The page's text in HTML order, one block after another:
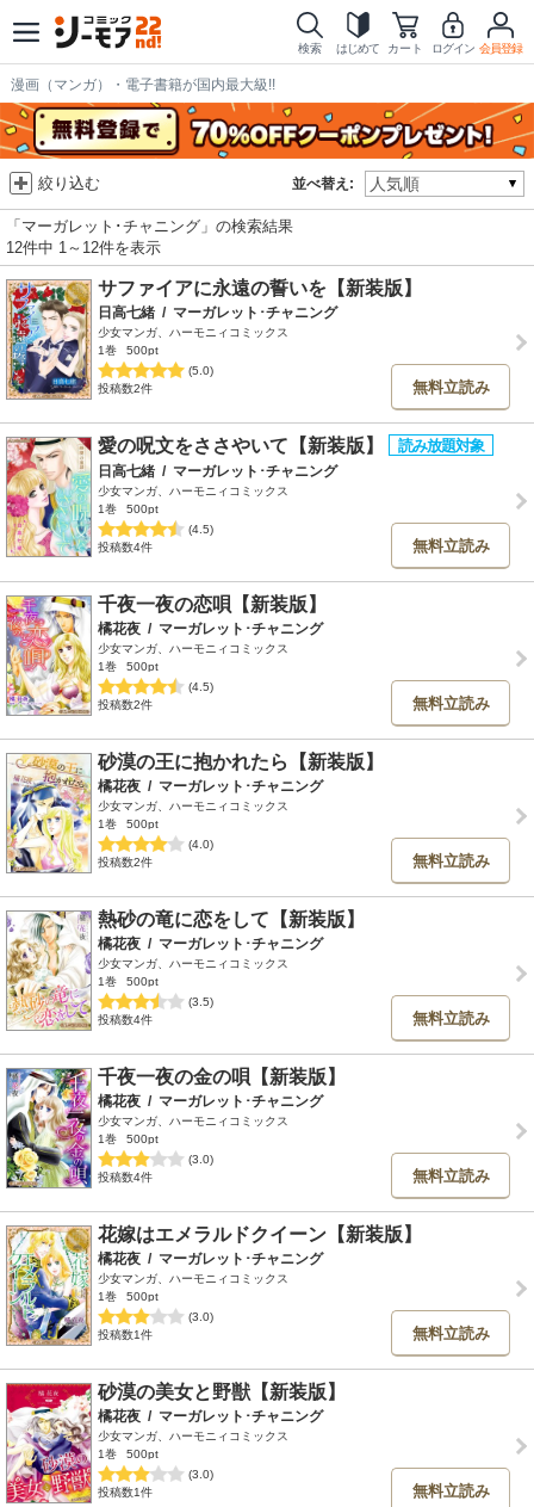
検索 はじめて カート ログイン 会員登録
漫画（マンガ）・電子書籍が国内最大級!!
並べ替え:
絞り込む
「マーガレット･チャニング」の検索結果
12件中 1～12件を表示
サファイアに永遠の誓いを【新装版】
日高七緒 / マーガレット･チャニング
少女マンガ、ハーモニィコミックス
1巻
500pt
(5.0)
投稿数2件
無料立読み
愛の呪文をささやいて【新装版】
日高七緒 / マーガレット･チャニング
少女マンガ、ハーモニィコミックス
1巻
500pt
(4.5)
投稿数4件
無料立読み
千夜一夜の恋唄【新装版】
橘花夜 / マーガレット･チャニング
少女マンガ、ハーモニィコミックス
1巻
500pt
(4.5)
投稿数2件
無料立読み
砂漠の王に抱かれたら【新装版】
橘花夜 / マーガレット･チャニング
少女マンガ、ハーモニィコミックス
1巻
500pt
(4.0)
投稿数2件
無料立読み
熱砂の竜に恋をして【新装版】
橘花夜 / マーガレット･チャニング
少女マンガ、ハーモニィコミックス
1巻
500pt
(3.5)
投稿数4件
無料立読み
千夜一夜の金の唄【新装版】
橘花夜 / マーガレット･チャニング
少女マンガ、ハーモニィコミックス
1巻
500pt
(3.0)
投稿数4件
無料立読み
花嫁はエメラルドクイーン【新装版】
橘花夜 / マーガレット･チャニング
少女マンガ、ハーモニィコミックス
1巻
500pt
(3.0)
投稿数1件
無料立読み
砂漠の美女と野獣【新装版】
橘花夜 / マーガレット･チャニング
少女マンガ、ハーモニィコミックス
1巻
500pt
(3.0)
投稿数1件
無料立読み